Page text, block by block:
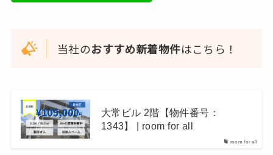
当社のおすすめ新着物件はこちら！
room for all
大常ビル 2階【物件番号：
1343】 | room for all